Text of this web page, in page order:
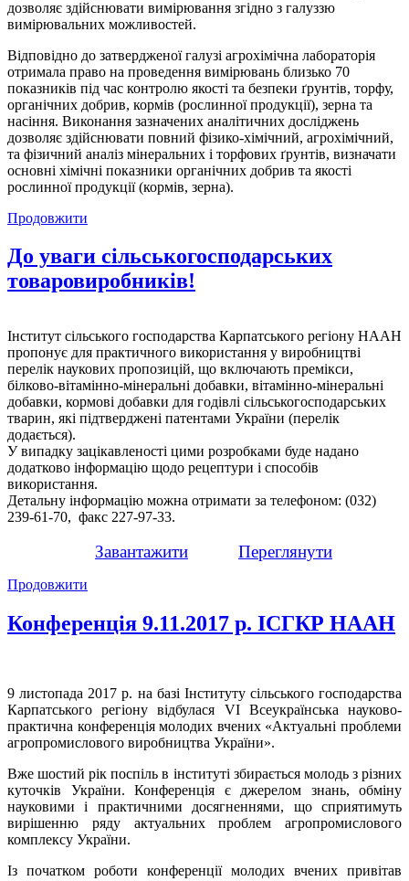
дозволяє здійснювати вимірювання згідно з галуззю
вимірювальних можливостей.
Відповідно до затвердженої галузі агрохімічна лабораторія
отримала право на проведення вимірювань близько 70
показників під час контролю якості та безпеки ґрунтів, торфу,
органічних добрив, кормів (рослинної продукції), зерна та
насіння. Виконання зазначених аналітичних досліджень
дозволяє здійснювати повний фізико-хімічний, агрохімічний,
та фізичний аналіз мінеральних і торфових ґрунтів, визначати
основні хімічні показники органічних добрив та якості
рослинної продукції (кормів, зерна).
Продовжити
До уваги сільськогосподарських
товаровиробників!
Інститут сільського господарства Карпатського регіону НААН
пропонує для практичного використання у виробництві
перелік наукових пропозицій, що включають премікси,
білково-вітамінно-мінеральні добавки, вітамінно-мінеральні
добавки, кормові добавки для годівлі сільськогосподарських
тварин, які підтверджені патентами України (перелік
додається).
У випадку зацікавленості цими розробками буде надано
додатково інформацію щодо рецептури і способів
використання.
Детальну інформацію можна отримати за телефоном: (032)
239-61-70, факс 227-97-33.
Завантажити Переглянути
Продовжити
Конференція 9.11.2017 р. ІСГКР НААН
9 листопада 2017 р. на базі Інституту сільського господарства
Карпатського регіону відбулася VI Всеукраїнська науково-
практична конференція молодих вчених «Актуальні проблеми
агропромислового виробництва України».
Вже шостий рік поспіль в інституті збирається молодь з різних
куточків України. Конференція є джерелом знань, обміну
науковими і практичними досягненнями, що сприятимуть
вирішенню ряду актуальних проблем агропромислового
комплексу України.
Із початком роботи конференції молодих вчених привітав